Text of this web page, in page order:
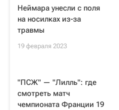
Неймара унесли с поля
на носилках из-за
травмы
19 февраля 2023
"ПСЖ" — "Лилль": где
смотреть матч
чемпионата Франции 19